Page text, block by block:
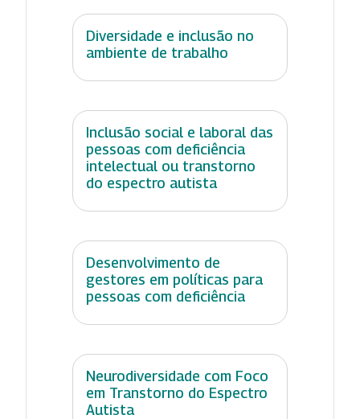
Diversidade e inclusão no
ambiente de trabalho
Inclusão social e laboral das
pessoas com deficiência
intelectual ou transtorno
do espectro autista
Desenvolvimento de
gestores em políticas para
pessoas com deficiência
Neurodiversidade com Foco
em Transtorno do Espectro
Autista